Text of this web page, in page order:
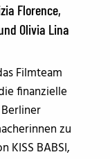
Florence,
Olivia Lina
Filmteam
finanzielle
zu
BABSI,